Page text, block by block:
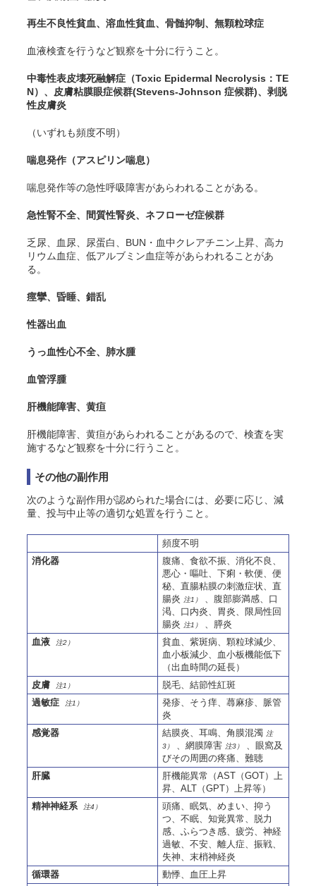
再生不良性貧血、溶血性貧血、骨髄抑制、無顆粒球症
血液検査を行うなど観察を十分に行うこと。
中毒性表皮壊死融解症（Toxic Epidermal Necrolysis：TE
N）、皮膚粘膜眼症候群(Stevens-Johnson 症候群)、剥脱
性皮膚炎
（いずれも頻度不明）
喘息発作（アスピリン喘息）
喘息発作等の急性呼吸障害があらわれることがある。
急性腎不全、間質性腎炎、ネフローゼ症候群
乏尿、血尿、尿蛋白、BUN・血中クレアチニン上昇、高カ
リウム血症、低アルブミン血症等があらわれることがあ
る。
痙攣、昏睡、錯乱
性器出血
うっ血性心不全、肺水腫
血管浮腫
肝機能障害、黄疸
肝機能障害、黄疸があらわれることがあるので、検査を実
施するなど観察を十分に行うこと。
その他の副作用
次のような副作用が認められた場合には、必要に応じ、減
量、投与中止等の適切な処置を行うこと。
頻度不明
消化器
腹痛、食欲不振、消化不良、
悪心・嘔吐、下痢・軟便、便
秘、直腸粘膜の刺激症状、直
腸炎 注1）
、腹部膨満感、口
渇、口内炎、胃炎、限局性回
腸炎 注1）
、膵炎
血液
注2）
貧血、紫斑病、顆粒球減少、
血小板減少、血小板機能低下
（出血時間の延長）
皮膚
注1）
脱毛、結節性紅斑
過敏症
注1） 発疹、 そう 痒、蕁麻疹、脈管
炎
感覚器
結膜炎、耳鳴、角膜混濁 注
3）
、網膜障害 注3）
、眼窩及
びその周囲の疼痛、難聴
肝臓
肝機能異常（AST（GOT）上
昇、ALT（GPT）上昇等）
精神神経系
注4）
頭痛、眠気、めまい、抑う
つ、不眠、知覚異常、脱力
感、ふらつき感、疲労、神経
過敏、不安、離人症、振戦、
失神、末梢神経炎
循環器
動悸、血圧上昇